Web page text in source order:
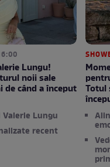
Lungu!
noii sale
de când a început
Lungu
recent
Totul